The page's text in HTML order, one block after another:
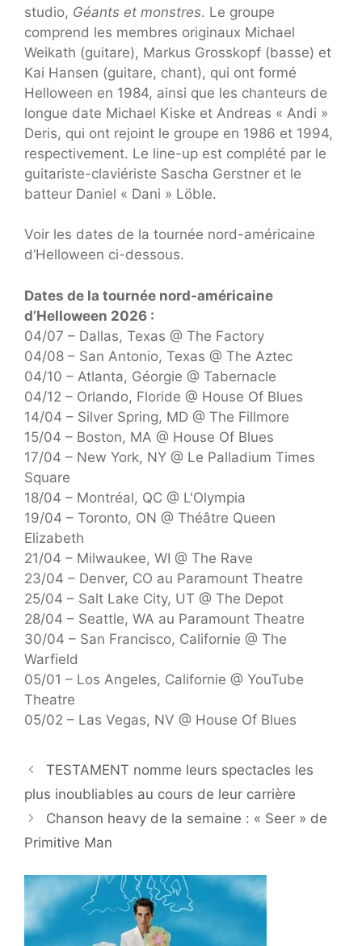
studio, Géants et monstres. Le groupe
comprend les membres originaux Michael
Weikath (guitare), Markus Grosskopf (basse) et
Kai Hansen (guitare, chant), qui ont formé
Helloween en 1984, ainsi que les chanteurs de
longue date Michael Kiske et Andreas « Andi »
Deris, qui ont rejoint le groupe en 1986 et 1994,
respectivement. Le line-up est complété par le
guitariste-claviériste Sascha Gerstner et le
batteur Daniel « Dani » Löble.
Voir les dates de la tournée nord-américaine
d’Helloween ci-dessous.
Dates de la tournée nord-américaine
d’Helloween 2026 :
04/07 – Dallas, Texas @ The Factory
04/08 – San Antonio, Texas @ The Aztec
04/10 – Atlanta, Géorgie @ Tabernacle
04/12 – Orlando, Floride @ House Of Blues
14/04 – Silver Spring, MD @ The Fillmore
15/04 – Boston, MA @ House Of Blues
17/04 – New York, NY @ Le Palladium Times
Square
18/04 – Montréal, QC @ L'Olympia
19/04 – Toronto, ON @ Théâtre Queen
Elizabeth
21/04 – Milwaukee, WI @ The Rave
23/04 – Denver, CO au Paramount Theatre
25/04 – Salt Lake City, UT @ The Depot
28/04 – Seattle, WA au Paramount Theatre
30/04 – San Francisco, Californie @ The
Warfield
05/01 – Los Angeles, Californie @ YouTube
Theatre
05/02 – Las Vegas, NV @ House Of Blues
TESTAMENT nomme leurs spectacles les
plus inoubliables au cours de leur carrière
Chanson heavy de la semaine : « Seer » de
Primitive Man